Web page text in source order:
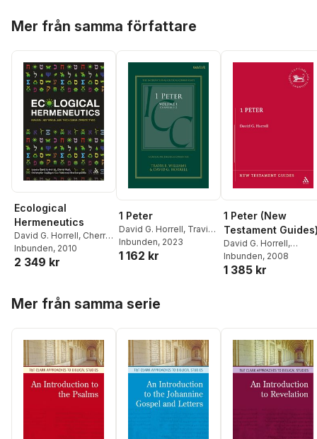
Mer från samma författare
Ecological
Hermeneutics
David G. Horrell, Cherryl
Hunt,Christopher
Southgate,
Inbunden, 2010
2 349 kr
1 Peter
David G. Horrell, Travis
B. Williams,Christopher
M. Tuckett
Inbunden, 2023
1 162 kr
1 Peter (New
Testament
David G. Horrell,
Andrew Lincoln
Inbunden, 2008
1 385 kr
Mer från samma serie